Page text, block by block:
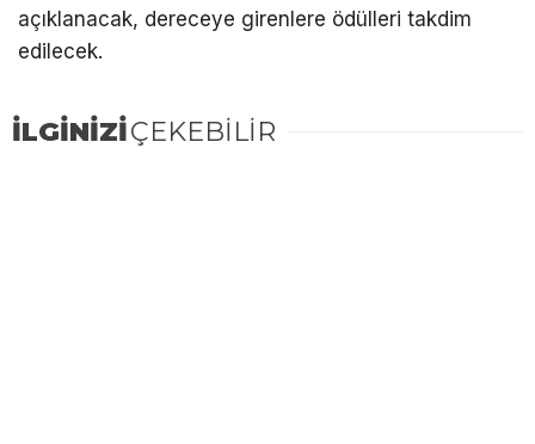
açıklanacak, dereceye girenlere ödülleri takdim
edilecek.
İLGİNİZİÇEKEBİLİR